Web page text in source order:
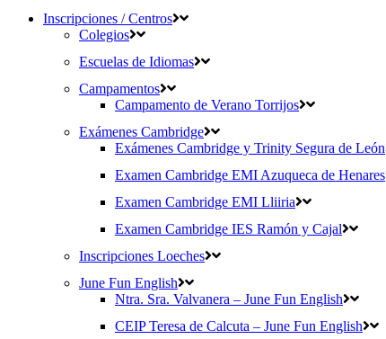
Inscripciones / Centros
Colegios
Escuelas de Idiomas
Campamentos
Campamento de Verano Torrijos
Exámenes Cambridge
Exámenes Cambridge y Trinity Segura de León
Examen Cambridge EMI Azuqueca de Henares
Examen Cambridge EMI Lliiria
Examen Cambridge IES Ramón y Cajal
Inscripciones Loeches
June Fun English
Ntra. Sra. Valvanera – June Fun English
CEIP Teresa de Calcuta – June Fun English